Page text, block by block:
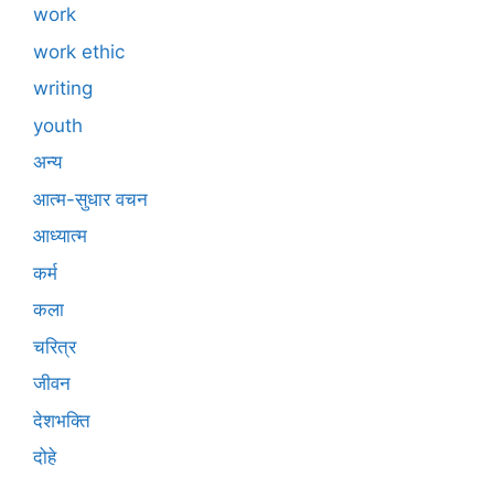
work
work ethic
writing
youth
अन्य
आत्म-सुधार वचन
आध्यात्म
कर्म
कला
चरित्र
जीवन
देशभक्ति
दोहे